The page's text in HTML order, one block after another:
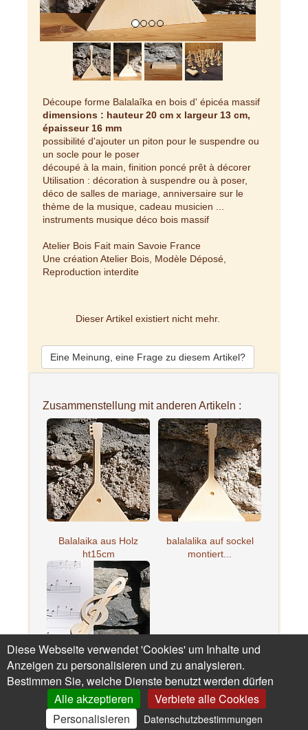
Découpe forme Balalaîka en bois d' épicéa massif
dimensions : hauteur 20 cm x largeur 13 cm,
épaisseur 16 mm
possibilité d'ajouter un piton pour le suspendre ou
un socle pour le poser
découpé à la main, finition poncé prêt à décorer
Utilisation : décoration à suspendre ou à poser,
déco de salles de mariage, anniversaire sur le
thème de la musique, cadeau musicien ...
instruments musique déco bois massif
Atelier Bois Fait main Savoie France
Une création Atelier Bois, Modèle Déposé,
Reproduction interdite
Dieser Artikel existiert nicht mehr.
Eine Meinung, eine Frage zu diesem Artikel?
Zusammenstellung mit anderen Artikeln :
Balalaika aus Holz
ht15cm
balalalika auf sockel
montiert...
Notenklammer aus
massivem, han...
Diese Webseite verwendet 'Cookies' um Inhalte und
Anzeigen zu personalisieren und zu analysieren.
Bestimmen Sie, welche Dienste benutzt werden dürfen
Alle akzeptieren
Verbiete alle Cookies
Personalisieren
Datenschutzbestimmungen